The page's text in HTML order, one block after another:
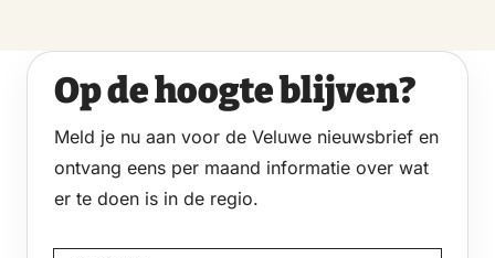
Op de hoogte blijven?
Meld je nu aan voor de Veluwe nieuwsbrief en
ontvang eens per maand informatie over wat
er te doen is in de regio.